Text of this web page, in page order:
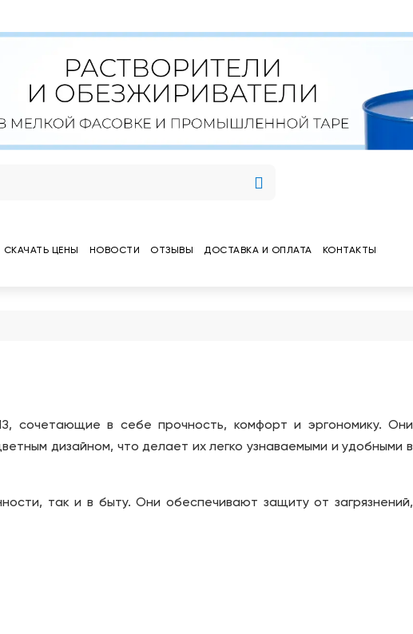
СКАЧАТЬ ЦЕНЫ НОВОСТИ ОТЗЫВЫ ДОСТАВКА И ОПЛАТА КОНТАКТЫ
сочетающие в себе прочность, комфорт и эргономику. Они
дизайном, что делает их легко узнаваемыми и удобными в
так и в быту. Они обеспечивают защиту от загрязнений,